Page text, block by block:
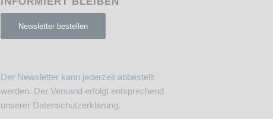
Newsletter bestellen
Der Newsletter kann jederzeit abbestellt
werden. Der Versand erfolgt entsprechend
unserer Datenschutzerklärung.